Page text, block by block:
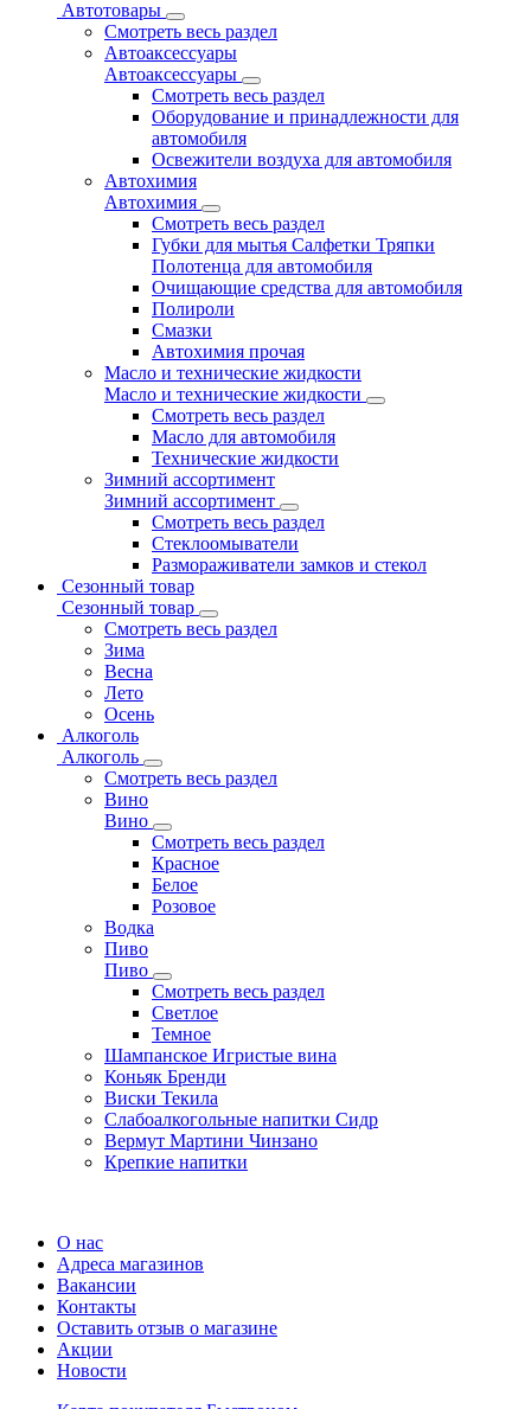
Автотовары
Смотреть весь раздел
Автоаксессуары
Автоаксессуары
Смотреть весь раздел
Оборудование и принадлежности для
автомобиля
Освежители воздуха для автомобиля
Автохимия
Автохимия
Смотреть весь раздел
Губки для мытья Салфетки Тряпки
Полотенца для автомобиля
Очищающие средства для автомобиля
Полироли
Смазки
Автохимия прочая
Масло и технические жидкости
Масло и технические жидкости
Смотреть весь раздел
Масло для автомобиля
Технические жидкости
Зимний ассортимент
Зимний ассортимент
Смотреть весь раздел
Стеклоомыватели
Размораживатели замков и стекол
Сезонный товар
Сезонный товар
Смотреть весь раздел
Зима
Весна
Лето
Осень
Алкоголь
Алкоголь
Смотреть весь раздел
Вино
Вино
Смотреть весь раздел
Красное
Белое
Розовое
Водка
Пиво
Пиво
Смотреть весь раздел
Cветлое
Темное
Шампанское Игристые вина
Коньяк Бренди
Виски Текила
Слабоалкогольные напитки Сидр
Вермут Мартини Чинзано
Крепкие напитки
О нас
Адреса магазинов
Вакансии
Контакты
Оставить отзыв о магазине
Акции
Новости